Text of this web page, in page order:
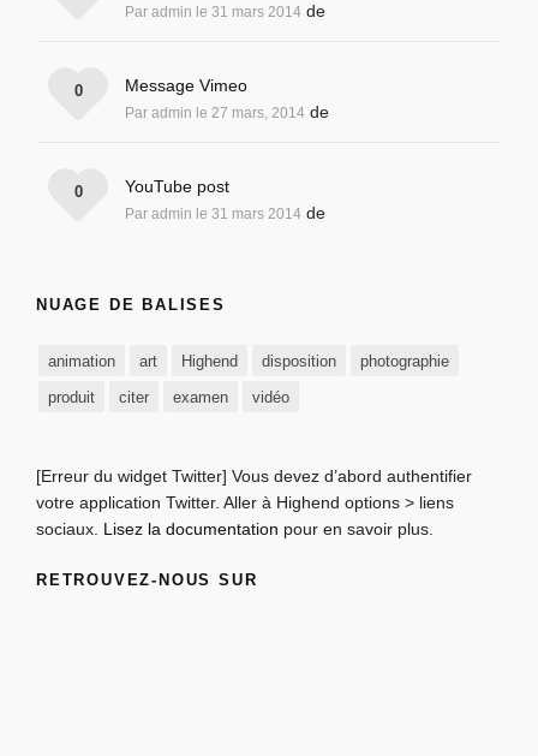
Par admin le 31 mars 2014 de
Message Vimeo
Par admin le 27 mars, 2014 de
0
YouTube post
Par admin le 31 mars 2014 de
0
NUAGE DE BALISES
animation art Highend disposition
photographie
produit
citer examen vidéo
[Erreur du widget Twitter] Vous devez d’abord authentifier
votre application Twitter. Aller à Highend options > liens
sociaux. Lisez la documentation pour en savoir plus.
RETROUVEZ-NOUS SUR